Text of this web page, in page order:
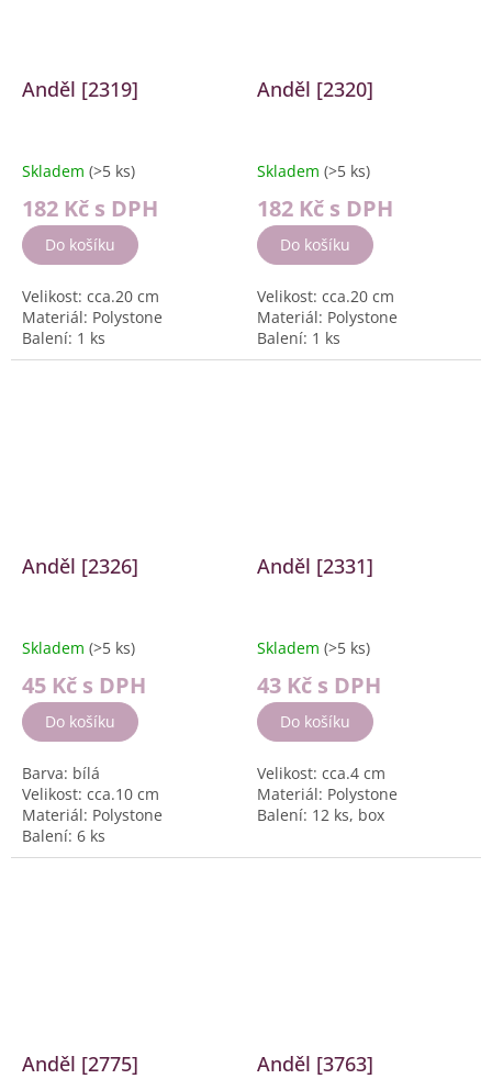
Anděl [2319]
Skladem (>5 ks)
182 Kč s DPH
Do košíku
Velikost: cca.20 cm
Materiál: Polystone
Balení: 1 ks
Anděl [2320]
Skladem (>5 ks)
182 Kč s DPH
Do košíku
Velikost: cca.20 cm
Materiál: Polystone
Balení: 1 ks
Anděl [2326]
Skladem (>5 ks)
45 Kč s DPH
Do košíku
Barva: bílá
Velikost: cca.10 cm
Materiál: Polystone
Balení: 6 ks
Anděl [2331]
Skladem (>5 ks)
43 Kč s DPH
Do košíku
Velikost: cca.4 cm
Materiál: Polystone
Balení: 12 ks, box
Anděl [2775] Anděl [3763]